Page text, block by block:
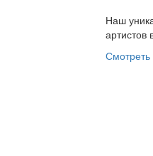
Наш
артистов
Смотреть